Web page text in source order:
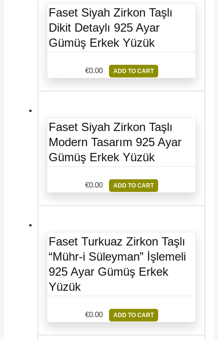
Faset Siyah Zirkon Taşlı
Dikit Detaylı 925 Ayar
Gümüş Erkek Yüzük
€0.00 ADD TO CART
Faset Siyah Zirkon Taşlı
Modern Tasarım 925 Ayar
Gümüş Erkek Yüzük
€0.00 ADD TO CART
Faset Turkuaz Zirkon Taşlı
“Mühr-i Süleyman” İşlemeli
925 Ayar Gümüş Erkek
Yüzük
€0.00 ADD TO CART